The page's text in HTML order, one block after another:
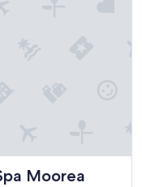
Moorea